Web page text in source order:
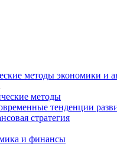
методы экономики и
методы
тенденции
стратегия
и финансы